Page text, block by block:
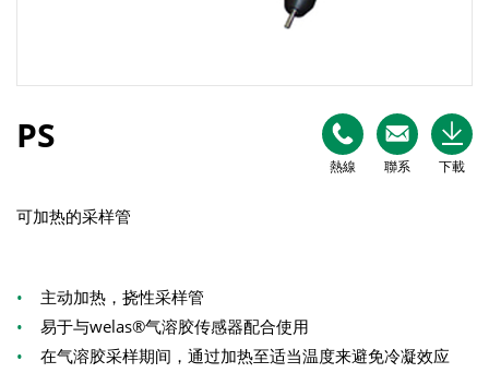
熱線 聯系 下載
PS
可加热的采样管
• 主动加热，挠性采样管
• 易于与welas®气溶胶传感器配合使用
• 在气溶胶采样期间，通过加热至适当温度来避免冷凝效应